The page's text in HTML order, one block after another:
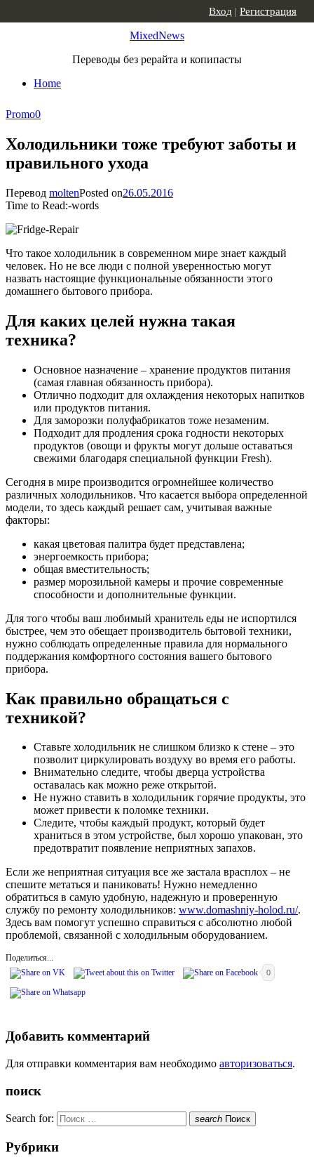
MixedNews
Переводы без рерайта и копипасты
Home
Вход | Регистрация
Promo0
Холодильники тоже требуют заботы и
правильного ухода
Перевод moltenPosted on26.05.2016
Time to Read:-words
Что такое холодильник в современном мире знает каждый
человек. Но не все люди с полной уверенностью могут
назвать настоящие функциональные обязанности этого
домашнего бытового прибора.
Для каких целей нужна такая
техника?
Основное назначение – хранение продуктов питания
(самая главная обязанность прибора).
Отлично подходит для охлаждения некоторых напитков
или продуктов питания.
Для заморозки полуфабрикатов тоже незаменим.
Подходит для продления срока годности некоторых
продуктов (овощи и фрукты могут дольше оставаться
свежими благодаря специальной функции Fresh).
Сегодня в мире производится огромнейшее количество
различных холодильников. Что касается выбора определенной
модели, то здесь каждый решает сам, учитывая важные
факторы:
какая цветовая палитра будет представлена;
энергоемкость прибора;
общая вместительность;
размер морозильной камеры и прочие современные
способности и дополнительные функции.
Для того чтобы ваш любимый хранитель еды не испортился
быстрее, чем это обещает производитель бытовой техники,
нужно соблюдать определенные правила для нормального
поддержания комфортного состояния вашего бытового
прибора.
Как правильно обращаться с
техникой?
Ставьте холодильник не слишком близко к стене – это
позволит циркулировать воздуху во время его работы.
Внимательно следите, чтобы дверца устройства
оставалась как можно реже открытой.
Не нужно ставить в холодильник горячие продукты, это
может привести к поломке техники.
Следите, чтобы каждый продукт, который будет
храниться в этом устройстве, был хорошо упакован, это
предотвратит появление неприятных запахов.
Если же неприятная ситуация все же застала врасплох – не
спешите метаться и паниковать! Нужно немедленно
обратиться в самую удобную, надежную и проверенную
службу по ремонту холодильников: www.domashniy-holod.ru/.
Здесь вам помогут успешно справиться с абсолютно любой
проблемой, связанной с холодильным оборудованием.
Поделиться...
0
Добавить комментарий
Для отправки комментария вам необходимо авторизоваться.
поиск
Search for: search Поиск
Рубрики